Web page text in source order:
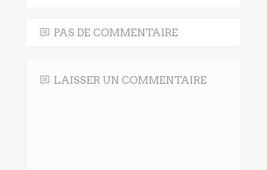
PAS DE COMMENTAIRE
LAISSER UN COMMENTAIRE